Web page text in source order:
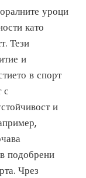
уроци
като
Тези
и
в спорт
с
и
подобрени
Чрез